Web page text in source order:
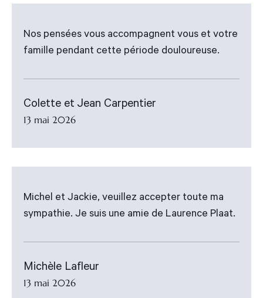
Nos pensées vous accompagnent vous et votre
famille pendant cette période douloureuse.
Colette et Jean Carpentier
13 mai 2026
Michel et Jackie, veuillez accepter toute ma
sympathie. Je suis une amie de Laurence Plaat.
Michèle Lafleur
13 mai 2026